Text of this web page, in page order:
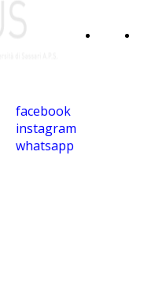
Home
facebook
instagram
whatsapp